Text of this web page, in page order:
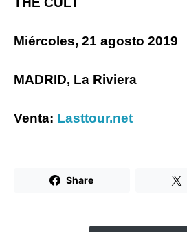
Miércoles, 21 agosto 2019
MADRID, La Riviera
Venta: Lasttour.net
Share